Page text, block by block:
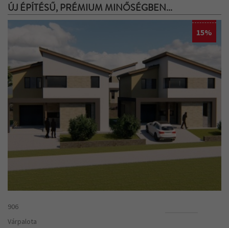
ÚJ ÉPÍTÉSŰ, PRÉMIUM MINŐSÉGBEN...
15%
906
Várpalota